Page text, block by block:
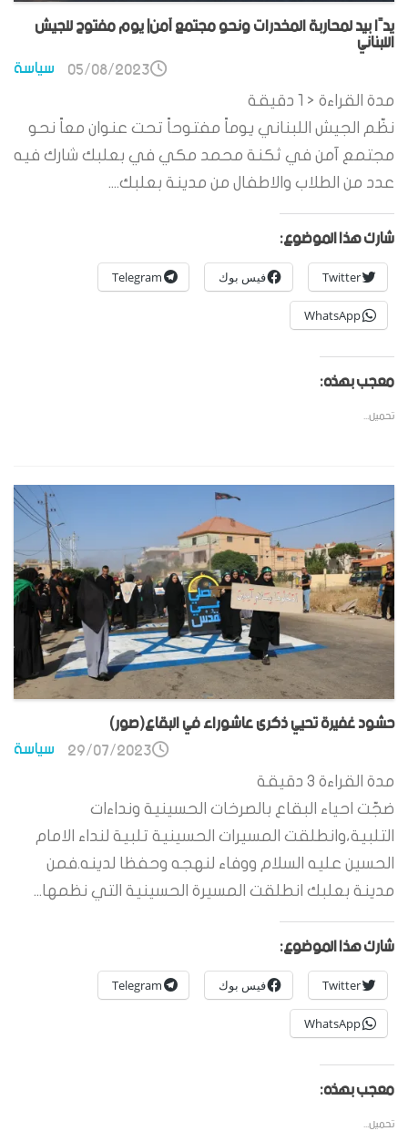
يدًا بيد لمحاربة المخدرات ونحو مجتمع آمن| يوم مفتوح للجيش
اللبناني
سياسة 05/08/2023
مدة القراءة < 1
دقيقة
نظّم الجيش اللبناني يوماً مفتوحاً تحت عنوان معاً نحو
مجتمع آمن في ثكنة محمد مكي في بعلبك شارك فيه
عدد من الطلاب والاطفال من مدينة بعلبك....
شارك هذا الموضوع:
Twitter فيس بوك Telegram
WhatsApp
معجب بهذه:
تحميل...
حشود غفيرة تحيي ذكرى عاشوراء في البقاع(صور)
سياسة 29/07/2023
مدة القراءة 3 دقيقة
ضجّت احياء البقاع بالصرخات الحسينية ونداءات
التلبية،وانطلقت المسيرات الحسينية تلبية لنداء الامام
الحسين عليه السلام ووفاء لنهجه وحفظا لدينه.فمن
مدينة بعلبك انطلقت المسيرة الحسينية التي نظمها...
شارك هذا الموضوع:
Twitter فيس بوك Telegram
WhatsApp
معجب بهذه:
تحميل...